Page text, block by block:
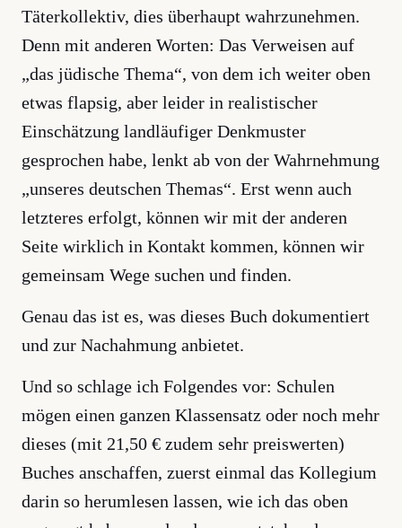
Täterkollektiv, dies überhaupt wahrzunehmen.
Denn mit anderen Worten: Das Verweisen auf
„das jüdische Thema“, von dem ich weiter oben
etwas flapsig, aber leider in realistischer
Einschätzung landläufiger Denkmuster
gesprochen habe, lenkt ab von der Wahrnehmung
„unseres deutschen Themas“. Erst wenn auch
letzteres erfolgt, können wir mit der anderen
Seite wirklich in Kontakt kommen, können wir
gemeinsam Wege suchen und finden.
Genau das ist es, was dieses Buch dokumentiert
und zur Nachahmung anbietet.
Und so schlage ich Folgendes vor: Schulen
mögen einen ganzen Klassensatz oder noch mehr
dieses (mit 21,50 € zudem sehr preiswerten)
Buches anschaffen, zuerst einmal das Kollegium
darin so herumlesen lassen, wie ich das oben